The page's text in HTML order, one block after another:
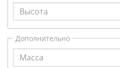
Дополнительно